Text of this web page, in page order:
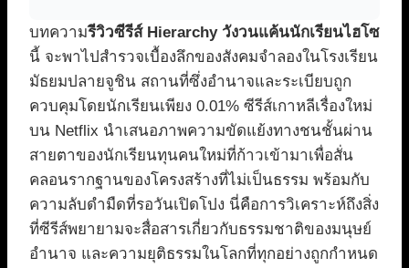
บทความรีวิวซีรีส์ Hierarchy วังวนแค้นนักเรียนไฮโซ
นี้ จะพาไปสำรวจเบื้องลึกของสังคมจำลองในโรงเรียน
มัธยมปลายจูชิน สถานที่ซึ่งอำนาจและระเบียบถูก
ควบคุมโดยนักเรียนเพียง 0.01% ซีรีส์เกาหลีเรื่องใหม่
บน Netflix นำเสนอภาพความขัดแย้งทางชนชั้นผ่าน
สายตาของนักเรียนทุนคนใหม่ที่ก้าวเข้ามาเพื่อสั่น
คลอนรากฐานของโครงสร้างที่ไม่เป็นธรรม พร้อมกับ
ความลับดำมืดที่รอวันเปิดโปง นี่คือการวิเคราะห์ถึงสิ่ง
ที่ซีรีส์พยายามจะสื่อสารเกี่ยวกับธรรมชาติของมนุษย์
อำนาจ และความยุติธรรมในโลกที่ทุกอย่างถูกกำหนด